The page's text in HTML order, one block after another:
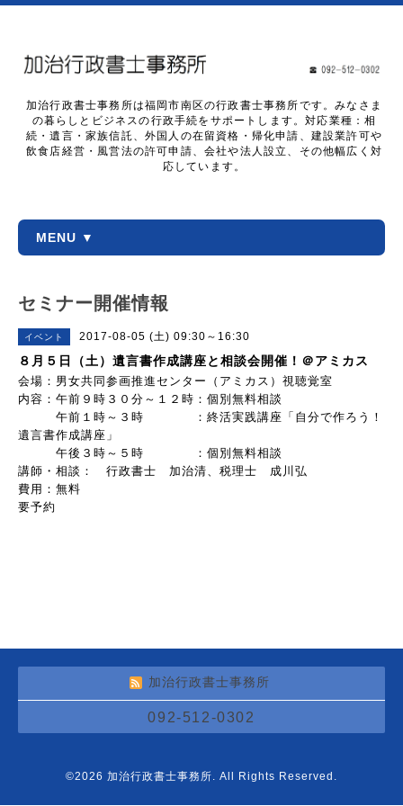
加治行政書士事務所は福岡市南区の行政書士事務所です。みなさま
の暮らしとビジネスの行政手続をサポートします。対応業種：相
続・遺言・家族信託、外国人の在留資格・帰化申請、建設業許可や
飲食店経営・風営法の許可申請、会社や法人設立、その他幅広く対
応しています。
MENU ▼
セミナー開催情報
イベント 2017-08-05 (土) 09:30～16:30
８月５日（土）遺言書作成講座と相談会開催！＠アミカス
会場：男女共同参画推進センター（アミカス）視聴覚室
内容：午前９時３０分～１２時：個別無料相談
午前１時～３時 ：終活実践講座「自分で作ろう！
遺言書作成講座」
午後３時～５時 ：個別無料相談
講師・相談： 行政書士 加治清、税理士 成川弘
費用：無料
要予約
加治行政書士事務所
092-512-0302
©2026 加治行政書士事務所 . All Rights Reserved.